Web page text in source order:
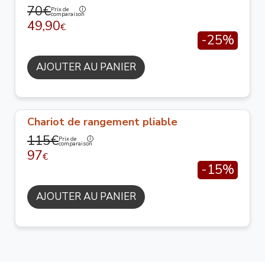
70€Prix de
comparaison
49,90€
-25%
AJOUTER AU PANIER
Chariot de rangement pliable
115€Prix de
comparaison
97€
-15%
AJOUTER AU PANIER